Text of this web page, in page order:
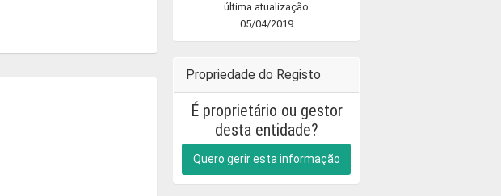
última atualização
05/04/2019
Propriedade do Registo
É proprietário ou gestor
desta entidade?
Quero gerir esta informação